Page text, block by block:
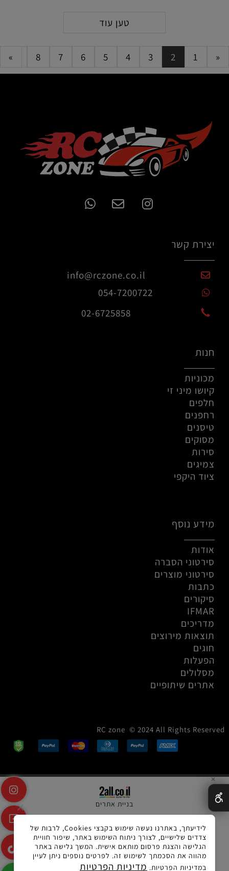
טען עוד
«
1
2
3
4
5
6
7
8
»
יצירת קשר
info@rczone.co.il
054-7200722
02-6725858
חנות
מכוניות
קיושו מיני זי
חלפים
רחפנים
טיסנים
מסוקים
סירות
צמיגים
ציוד היקפי
מידע נוסף
אודות
סירטוני הסברה
סירטוני מוצרים
כתבות
סיקורים
IFMAR
מדריכים
תוצאות מירוצים
חוגים
הפעלות
מסלולים
אתרים שיתופיים
RC zone © 2024 All Rights Reserved
בניית אתרים
✕
לידיעתך, באתרנו נעשה שימוש בקבצי Cookies, לרבות של
צדדים שלישיים, לצורך ניתוח השימוש באתר, שיפור חוויית
הגלישה והצגת פרסום מותאם אישית. המשך גלישה באתר
מהווה את הסכמתך לשימוש זה. לפרטים נוספים ניתן לעיין
במדיניות הפרטיות. מדיניות הפרטיות